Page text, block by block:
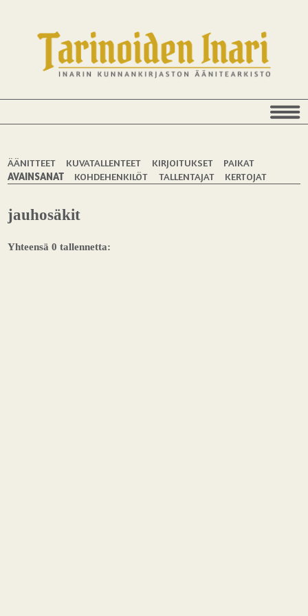
ÄÄNITTEET KUVATALLENTEET KIRJOITUKSET
PAIKAT
AVAINSANAT
KOHDEHENKILÖT TALLENTAJAT KERTOJAT
jauhosäkit
Yhteensä 0 tallennetta: